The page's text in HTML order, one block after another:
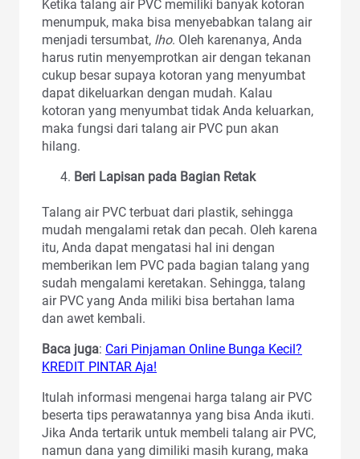
Ketika talang air PVC memiliki banyak kotoran
menumpuk, maka bisa menyebabkan talang air
menjadi tersumbat, lho. Oleh karenanya, Anda
harus rutin menyemprotkan air dengan tekanan
cukup besar supaya kotoran yang menyumbat
dapat dikeluarkan dengan mudah. Kalau
kotoran yang menyumbat tidak Anda keluarkan,
maka fungsi dari talang air PVC pun akan
hilang.
Beri Lapisan pada Bagian Retak
Talang air PVC terbuat dari plastik, sehingga
mudah mengalami retak dan pecah. Oleh karena
itu, Anda dapat mengatasi hal ini dengan
memberikan lem PVC pada bagian talang yang
sudah mengalami keretakan. Sehingga, talang
air PVC yang Anda miliki bisa bertahan lama
dan awet kembali.
Baca juga: Cari Pinjaman Online Bunga Kecil?
KREDIT PINTAR Aja!
Itulah informasi mengenai harga talang air PVC
beserta tips perawatannya yang bisa Anda ikuti.
Jika Anda tertarik untuk membeli talang air PVC,
namun dana yang dimiliki masih kurang, maka